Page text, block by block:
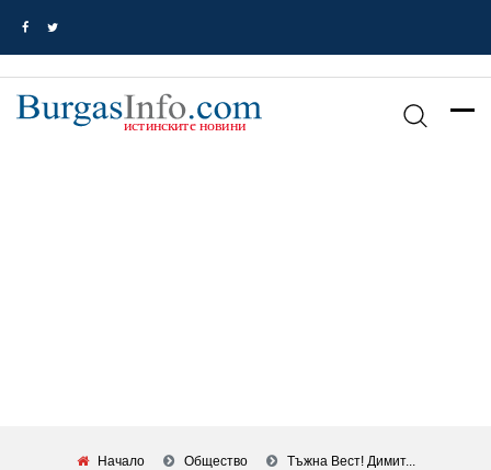
Начало Общество Тъжна Вест! Димит...